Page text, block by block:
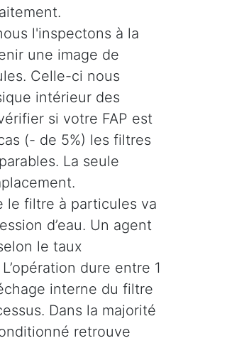
l'inspectons à la
une image de
Celle-ci nous
intérieur des
si votre FAP est
(- de 5%) les filtres
La seule
le filtre à particules va
d’eau. Un agent
le taux
dure entre 1
interne du filtre
Dans la majorité
retrouve